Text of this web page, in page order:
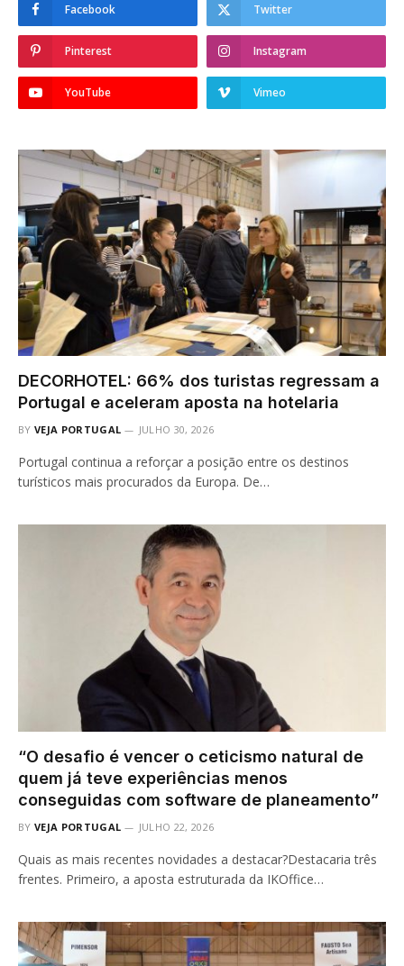
Facebook Twitter
Pinterest Instagram
YouTube Vimeo
DECORHOTEL: 66% dos turistas regressam a
Portugal e aceleram aposta na hotelaria
BY VEJA PORTUGAL JULHO 30, 2026
Portugal continua a reforçar a posição entre os destinos
turísticos mais procurados da Europa. De…
“O desafio é vencer o ceticismo natural de
quem já teve experiências menos
conseguidas com software de planeamento”
BY VEJA PORTUGAL JULHO 22, 2026
Quais as mais recentes novidades a destacar?Destacaria três
frentes. Primeiro, a aposta estruturada da IKOffice…